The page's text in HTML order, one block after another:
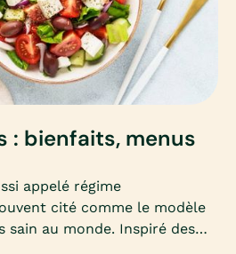
: bienfaits, menus
appelé régime
cité comme le modèle
sain au monde. Inspiré des